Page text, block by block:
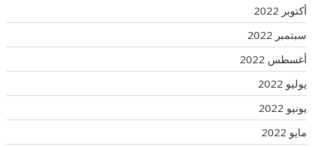
أكتوبر 2022
سبتمبر 2022
أغسطس 2022
يوليو 2022
يونيو 2022
مايو 2022